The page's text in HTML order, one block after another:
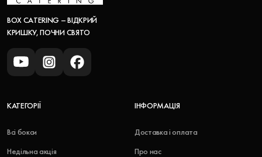
BOX CATERING – ВІДКРИЙ
КРИШКУ, ПОЧНИ СВЯТО
КАТЕГОРІЇ
Всі бокси
Недільна акція
ІНФОРМАЦІЯ
Доставка і оплата
Про нас